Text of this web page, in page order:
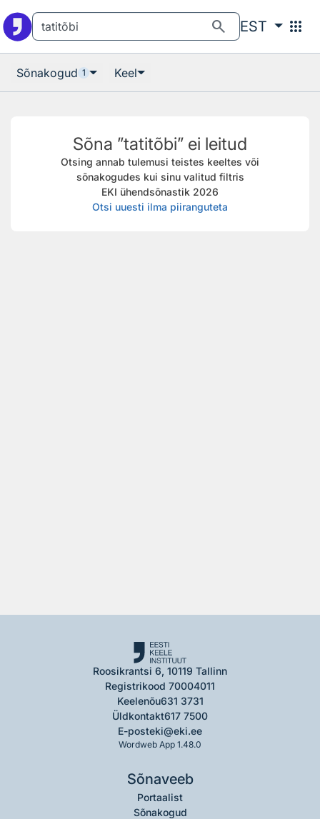
search EST apps
Sõnakogud 1 Keel
Sõna ”tatitõbi” ei leitud
Otsing annab tulemusi teistes keeltes või
sõnakogudes kui sinu valitud filtris
EKI ühendsõnastik 2026
Otsi uuesti ilma piiranguteta
Roosikrantsi 6, 10119 Tallinn
Registrikood 70004011
Keelenõu631 3731
Üldkontakt617 7500
E-posteki@eki.ee
Wordweb App 1.48.0
Sõnaveeb
Portaalist
Sõnakogud